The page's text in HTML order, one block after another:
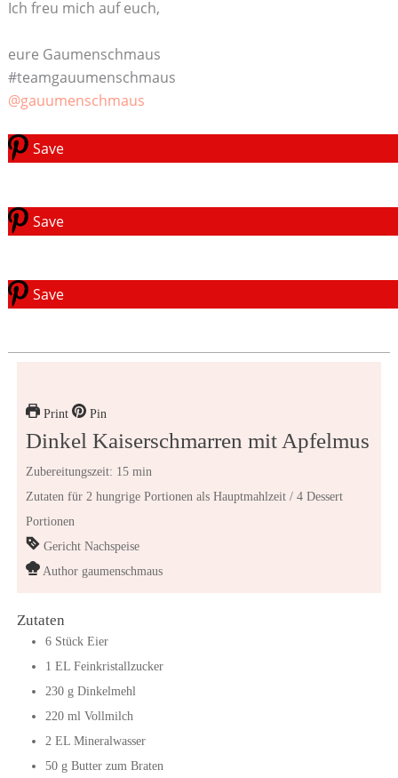
Ich freu mich auf euch,
eure Gaumenschmaus
#teamgauumenschmaus
@gauumenschmaus
Save
Save
Save
Print Pin
Dinkel Kaiserschmarren mit Apfelmus
Zubereitungszeit: 15 min
Zutaten für 2 hungrige Portionen als Hauptmahlzeit / 4 Dessert
Portionen
Gericht Nachspeise
Author gaumenschmaus
Zutaten
6 Stück Eier
1 EL Feinkristallzucker
230 g Dinkelmehl
220 ml Vollmilch
2 EL Mineralwasser
50 g Butter zum Braten